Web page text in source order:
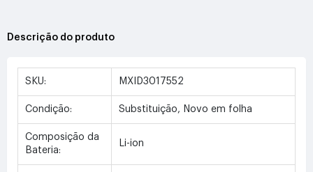
Descrição do produto
SKU: MXID3017552
Condição: Substituição, Novo em folha
Composição da
Bateria:
Li-ion